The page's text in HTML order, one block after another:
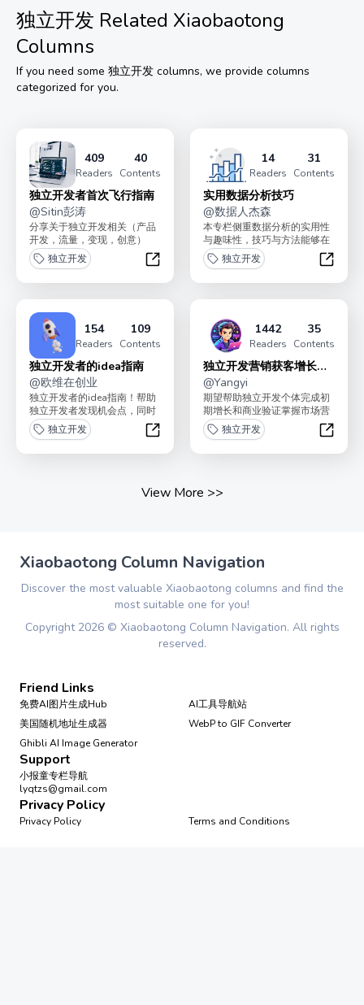
已从19.9涨到39.8
订阅本专栏不提供免费交流群
目前也没付费交流群
付费三思，按需加入。
独立开发 Related Xiaobaotong
Columns
If you need some 独立开发 columns, we provide columns
categorized for you.
409
Readers
40
Contents
独立开发者首次飞行指南
@Sitin彭涛
分享关于独立开发相关（产品
开发，流量，变现，创意）
等。帮你开启一条独立开发副
业入门道路。原价169。...
独立开发
独立开发者首次飞行指南
14
Readers
31
Contents
实用数据分析技巧
@数据人杰森
本专栏侧重数据分析的实用性
与趣味性，技巧与方法能够在
日常工作中快速落地，提高数
据分析的效率，提升分析...
独立开发
实用
154
Readers
109
Contents
独立开发者的idea指南
@欧维在创业
独立开发者的idea指南！帮助
独立开发者发现机会点，同时
分享产品设计、流量增长、产
品变现、独立开发案...
独立开发
独立开发者的idea指南
1442
Readers
35
Contents
独立开发营销获客增长手
册
@Yangyi
期望帮助独立开发个体完成初
期增长和商业验证掌握市场营
销，流量获取，获客增长的入
门方法收获1000位狂...
独立开发
独立
View More >>
Xiaobaotong Column Navigation
Discover the most valuable Xiaobaotong columns and find the
most suitable one for you!
Copyright 2026© Xiaobaotong Column Navigation. All rights
reserved.
Friend Links
免费AI图片生成Hub
AI工具导航站
美国随机地址生成器
WebP to GIF Converter
Ghibli AI Image Generator
Support
小报童专栏导航
lyqtzs@gmail.com
Privacy Policy
Privacy Policy Terms and Conditions